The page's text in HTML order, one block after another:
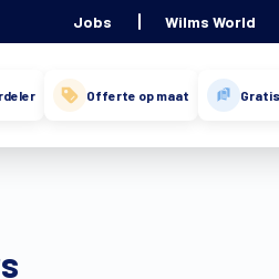
Jobs Wilms World
Offerte op maat